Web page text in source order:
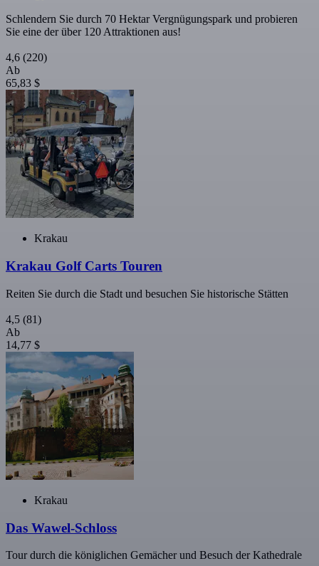
Schlendern Sie durch 70 Hektar Vergnügungspark und probieren
Sie eine der über 120 Attraktionen aus!
4,6 (220)
Ab
65,83 $
Krakau
Krakau Golf Carts Touren
Reiten Sie durch die Stadt und besuchen Sie historische Stätten
4,5 (81)
Ab
14,77 $
Krakau
Das Wawel-Schloss
Tour durch die königlichen Gemächer und Besuch der Kathedrale